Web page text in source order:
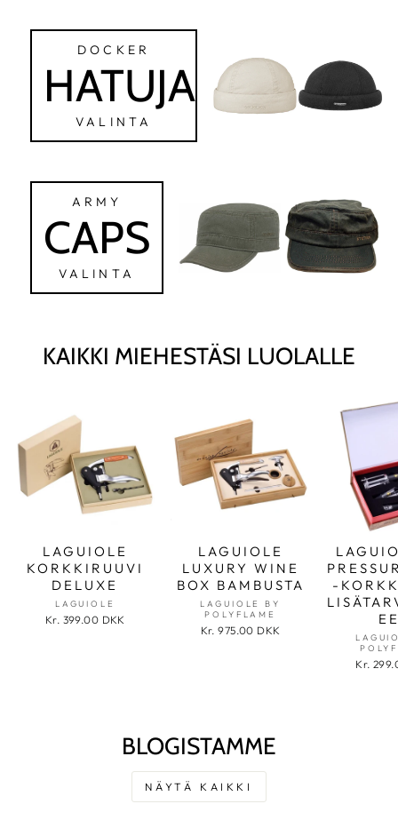
DOCKER
HATUJA
VALINTA
ARMY
CAPS
VALINTA
KAIKKI MIEHESTÄSI LUOLALLE
LAGUIOLE
KORKKIRUUVI
DELUXE
LAGUIOLE
Kr. 399.00 DKK
LAGUIOLE
LUXURY WINE
BOX BAMBUSTA
LAGUIOLE BY
POLYFLAME
Kr. 975.00 DKK
-
Kr.
BLOGISTAMME
NÄYTÄ KAIKKI